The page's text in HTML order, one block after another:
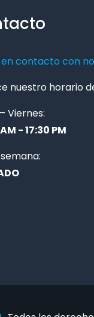
contacto con
nuestro horario
Viernes:
- 17:30 PM